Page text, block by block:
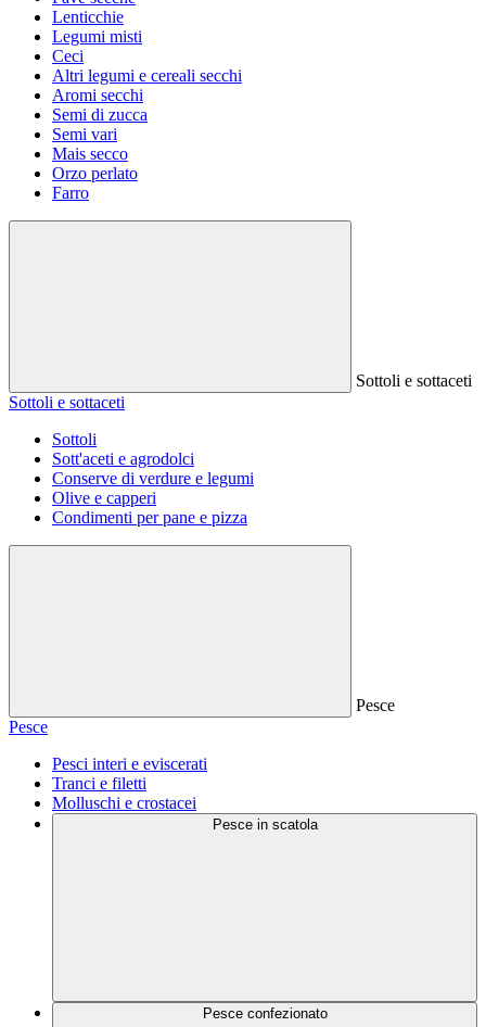
Lenticchie
Legumi misti
Ceci
Altri legumi e cereali secchi
Aromi secchi
Semi di zucca
Semi vari
Mais secco
Orzo perlato
Farro
Sottoli e sottaceti
Sottoli e sottaceti
Sottoli
Sott'aceti e agrodolci
Conserve di verdure e legumi
Olive e capperi
Condimenti per pane e pizza
Pesce
Pesce
Pesci interi e eviscerati
Tranci e filetti
Molluschi e crostacei
Pesce in scatola
Pesce confezionato